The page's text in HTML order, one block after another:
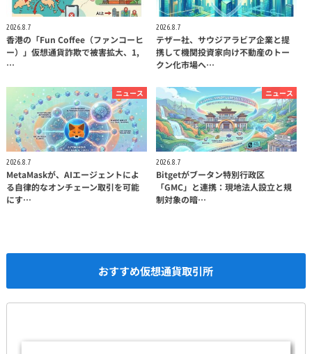
2026.8.7
香港の「Fun Coffee（ファンコーヒ
ー）」仮想通貨詐欺で被害拡大、1,
…
2026.8.7
テザー社、サウジアラビア企業と提
携して機関投資家向け不動産のトー
クン化市場へ…
ニュース
2026.8.7
MetaMaskが、AIエージェントによ
る自律的なオンチェーン取引を可能
にす…
ニュース
2026.8.7
Bitgetがブータン特別行政区
「GMC」と連携：現地法人設立と規
制対象の暗…
おすすめ仮想通貨取引所